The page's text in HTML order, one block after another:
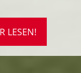
LESEN!